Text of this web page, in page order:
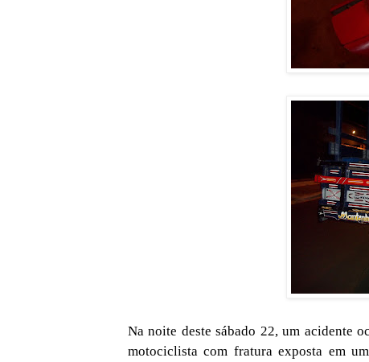
Na noite deste sábado 22, um acidente
motociclista com fratura exposta em